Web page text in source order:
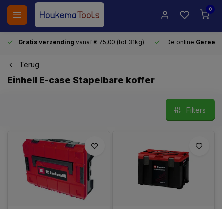
0
Gratis verzending vanaf € 75,00 (tot 31kg) De online
Terug
Einhell E-case Stapelbare koffer
Filters